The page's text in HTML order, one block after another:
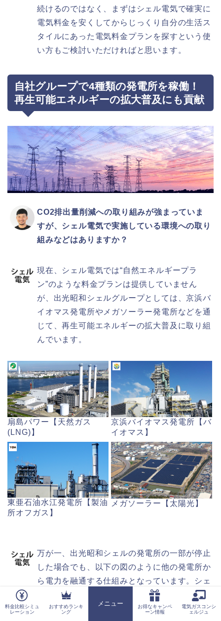
続けるのではなく、まずはシェル電気で確実に
電気料金を安くしてからじっくり自分の生活ス
タイルにあった電気料金プランを探すという使
い方もご検討いただければと思います。
自社グループで4種類の発電所を稼働！
再生可能エネルギーの拡大普及にも貢献
CO2排出量削減への取り組みが強まっていま
すが、シェル電気で実施している環境への取り
組みなどはありますか？
現在、シェル電気では“自然エネルギープラ
ン”のような料金プランは提供していません
が、出光昭和シェルグループとしては、京浜バ
イオマス発電所やメガソーラー発電所などを通
じて、再生可能エネルギーの拡大普及に取り組
んでいます。
扇島パワー【天然ガス
(LNG)】
京浜バイオマス発電所【バ
イオマス】
東亜石油水江発電所【製油
所オフガス】
メガソーラー【太陽光】
万が一、出光昭和シェルの発電所の一部が停止
した場合でも、以下の図のように他の発電所か
ら電力を融通する仕組みとなっています。シェ
ル電気をご契約しているお客様のご家庭だけが
停電することはありませんので、ご安心くださ
料金比較シミュ
レーション
おすすめランキ
ング
メニュー
お得なキャンペ
ーン情報
電気ガスコンシ
ェルジュ